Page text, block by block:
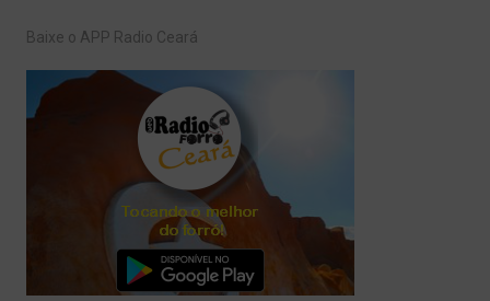
Baixe o APP Radio Ceará